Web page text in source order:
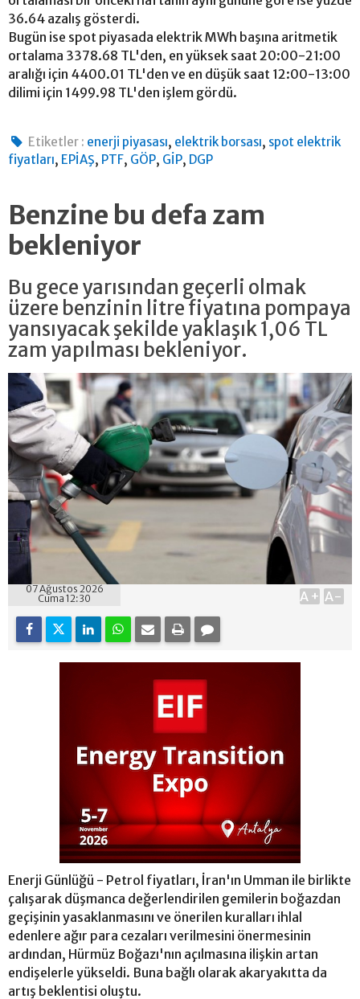
36.64 azalış gösterdi.
Bugün ise spot piyasada elektrik MWh başına aritmetik
ortalama 3378.68 TL'den, en yüksek saat 20:00-21:00
aralığı için 4400.01 TL'den ve en düşük saat 12:00-13:00
dilimi için 1499.98 TL'den işlem gördü.
Etiketler : enerji piyasası, elektrik borsası, spot elektrik
fiyatları, EPİAŞ, PTF, GÖP, GİP, DGP
Benzine bu defa zam
bekleniyor
Bu gece yarısından geçerli olmak
üzere benzinin litre fiyatına pompaya
yansıyacak şekilde yaklaşık 1,06 TL
zam yapılması bekleniyor.
07 Ağustos 2026
Cuma 12:30
A+ A-
Enerji Günlüğü - Petrol fiyatları, İran'ın Umman ile birlikte
çalışarak düşmanca değerlendirilen gemilerin boğazdan
geçişinin yasaklanmasını ve önerilen kuralları ihlal
edenlere ağır para cezaları verilmesini önermesinin
ardından, Hürmüz Boğazı'nın açılmasına ilişkin artan
endişelerle yükseldi. Buna bağlı olarak akaryakıtta da
artış beklentisi oluştu.